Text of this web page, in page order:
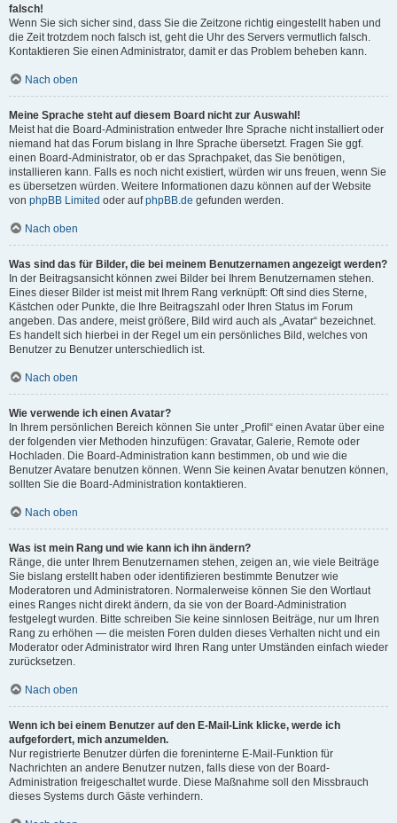
falsch!
Wenn Sie sich sicher sind, dass Sie die Zeitzone richtig eingestellt haben und
die Zeit trotzdem noch falsch ist, geht die Uhr des Servers vermutlich falsch.
Kontaktieren Sie einen Administrator, damit er das Problem beheben kann.
Nach oben
Meine Sprache steht auf diesem Board nicht zur Auswahl!
Meist hat die Board-Administration entweder Ihre Sprache nicht installiert oder
niemand hat das Forum bislang in Ihre Sprache übersetzt. Fragen Sie ggf.
einen Board-Administrator, ob er das Sprachpaket, das Sie benötigen,
installieren kann. Falls es noch nicht existiert, würden wir uns freuen, wenn Sie
es übersetzen würden. Weitere Informationen dazu können auf der Website
von phpBB Limited oder aufphpBB.de gefunden werden.
Nach oben
Was sind das für Bilder, die bei meinem Benutzernamen angezeigt werden?
In der Beitragsansicht können zwei Bilder bei Ihrem Benutzernamen stehen.
Eines dieser Bilder ist meist mit Ihrem Rang verknüpft: Oft sind dies Sterne,
Kästchen oder Punkte, die Ihre Beitragszahl oder Ihren Status im Forum
angeben. Das andere, meist größere, Bild wird auch als „Avatar“ bezeichnet.
Es handelt sich hierbei in der Regel um ein persönliches Bild, welches von
Benutzer zu Benutzer unterschiedlich ist.
Nach oben
Wie verwende ich einen Avatar?
In Ihrem persönlichen Bereich können Sie unter „Profil“ einen Avatar über eine
der folgenden vier Methoden hinzufügen: Gravatar, Galerie, Remote oder
Hochladen. Die Board-Administration kann bestimmen, ob und wie die
Benutzer Avatare benutzen können. Wenn Sie keinen Avatar benutzen können,
sollten Sie die Board-Administration kontaktieren.
Nach oben
Was ist mein Rang und wie kann ich ihn ändern?
Ränge, die unter Ihrem Benutzernamen stehen, zeigen an, wie viele Beiträge
Sie bislang erstellt haben oder identifizieren bestimmte Benutzer wie
Moderatoren und Administratoren. Normalerweise können Sie den Wortlaut
eines Ranges nicht direkt ändern, da sie von der Board-Administration
festgelegt wurden. Bitte schreiben Sie keine sinnlosen Beiträge, nur um Ihren
Rang zu erhöhen — die meisten Foren dulden dieses Verhalten nicht und ein
Moderator oder Administrator wird Ihren Rang unter Umständen einfach wieder
zurücksetzen.
Nach oben
Wenn ich bei einem Benutzer auf den E-Mail-Link klicke, werde ich
aufgefordert, mich anzumelden.
Nur registrierte Benutzer dürfen die foreninterne E-Mail-Funktion für
Nachrichten an andere Benutzer nutzen, falls diese von der Board-
Administration freigeschaltet wurde. Diese Maßnahme soll den Missbrauch
dieses Systems durch Gäste verhindern.